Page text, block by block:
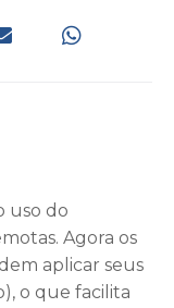
uso do
Agora os
aplicar seus
o que facilita